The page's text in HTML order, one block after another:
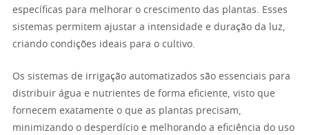
específicas para melhorar o crescimento das plantas. Esses
sistemas permitem ajustar a intensidade e duração da luz,
criando condições ideais para o cultivo.
Os sistemas de irrigação automatizados são essenciais para
distribuir água e nutrientes de forma eficiente, visto que
fornecem exatamente o que as plantas precisam,
minimizando o desperdício e melhorando a eficiência do uso